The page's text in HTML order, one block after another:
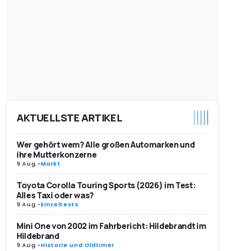
AKTUELLSTE ARTIKEL
Wer gehört wem? Alle großen Automarken und
ihre Mutterkonzerne
9 Aug.-Markt
Toyota Corolla Touring Sports (2026) im Test:
Alles Taxi oder was?
9 Aug.-Einzeltests
Mini One von 2002 im Fahrbericht: Hildebrandt im
Hildebrand
9 Aug.-Historie und Oldtimer